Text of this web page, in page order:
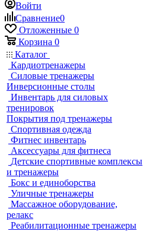
Войти
Сравнение0
Отложенные 0
Корзина 0
Каталог
Кардиотренажеры
Силовые тренажеры
Инверсионные столы
Инвентарь для силовых
тренировок
Покрытия под тренажеры
Спортивная одежда
Фитнес инвентарь
Аксессуары для фитнеса
Детские спортивные комплексы
и тренажеры
Бокс и единоборства
Уличные тренажеры
Массажное оборудование,
релакс
Реабилитационные тренажеры